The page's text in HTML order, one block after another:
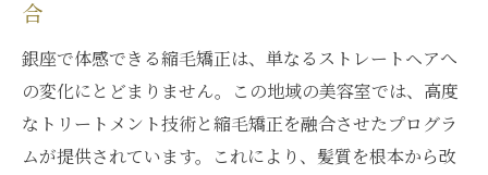
合
銀座で体感できる縮毛矯正は、単なるストレートヘアへ
の変化にとどまりません。この地域の美容室では、高度
なトリートメント技術と縮毛矯正を融合させたプログラ
ムが提供されています。これにより、髪質を根本から改